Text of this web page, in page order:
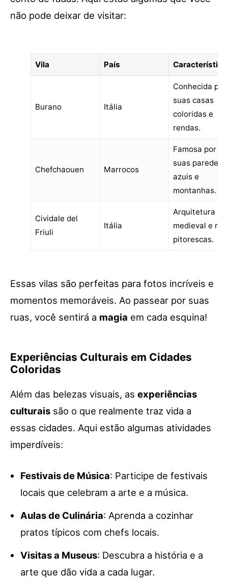
não pode deixar de visitar:
Vila País
Burano Itália
Conhecida por
suas casas
coloridas e
rendas.
Chefchaouen Marrocos
Famosa por
suas paredes
azuis e
montanhas.
Cividale del
Friuli
Itália
Arquitetura
medieval e
pitorescas.
Essas vilas são perfeitas para fotos incríveis e
momentos memoráveis. Ao passear por suas
ruas, você sentirá a magia em cada esquina!
Experiências Culturais em Cidades
Coloridas
Além das belezas visuais, as experiências
culturais são o que realmente traz vida a
essas cidades. Aqui estão algumas atividades
imperdíveis:
Festivais de Música: Participe de festivais
locais que celebram a arte e a música.
Aulas de Culinária: Aprenda a cozinhar
pratos típicos com chefs locais.
Visitas a Museus: Descubra a história e a
arte que dão vida a cada lugar.